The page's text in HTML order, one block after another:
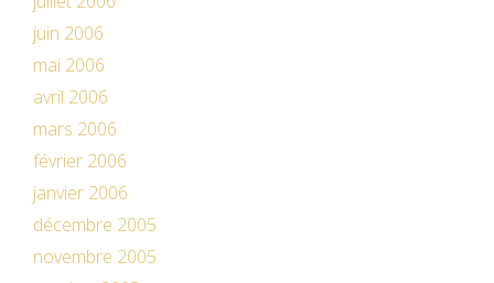
juin 2006
mai 2006
avril 2006
mars 2006
février 2006
janvier 2006
décembre 2005
novembre 2005